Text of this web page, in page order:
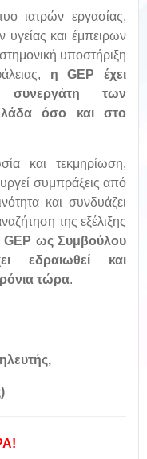
ιατρών εργασίας,
υγείας και έμπειρων
υποστήριξη
η GEP έχει
συνεργάτη των
όσο και στο
και τεκμηρίωση,
συμπράξεις από
και συνδυάζει
της εξέλιξης
GEP ως Συμβούλου
εδραιωθεί και
τώρα.